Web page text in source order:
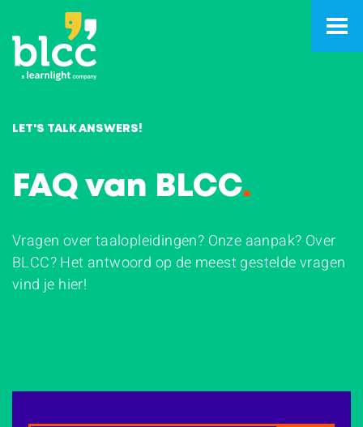
LET'S TALK ANSWERS!
FAQ van BLCC.
Vragen over taalopleidingen? Onze aanpak? Over
BLCC? Het antwoord op de meest gestelde vragen
vind je hier!